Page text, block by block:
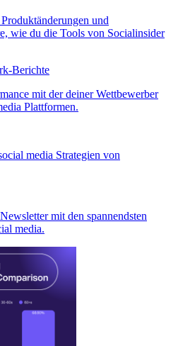
und
wie du die Tools von Socialinsider
Berichte
mit der deiner Wettbewerber
Plattformen.
media Strategien von
mit den spannendsten
media.